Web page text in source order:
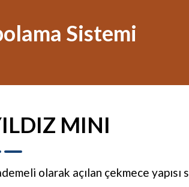
Sistemi
MINI
olarak açılan çekmece